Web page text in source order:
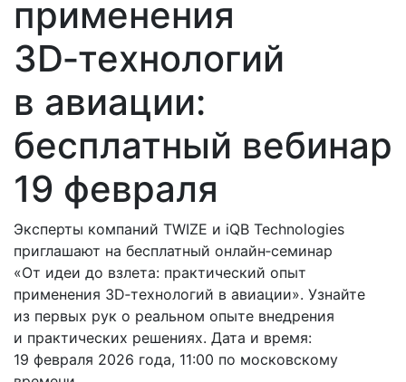
применения
3D‑технологий
в авиации:
бесплатный вебинар
19 февраля
Эксперты компаний TWIZE и iQB Technologies
приглашают на бесплатный онлайн‑семинар
«От идеи до взлета: практический опыт
применения 3D‑технологий в авиации». Узнайте
из первых рук о реальном опыте внедрения
и практических решениях. Дата и время:
19 февраля 2026 года, 11:00 по московскому